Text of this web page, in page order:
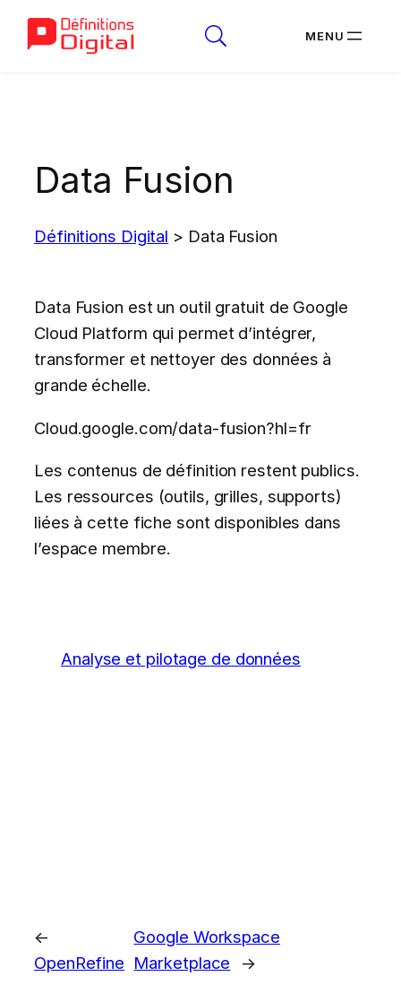
Data Fusion
Définitions Digital > Data Fusion
Data Fusion est un outil gratuit de Google
Cloud Platform qui permet d’intégrer,
transformer et nettoyer des données à
grande échelle.
Cloud.google.com/data-fusion?hl=fr
Les contenus de définition restent publics.
Les ressources (outils, grilles, supports)
liées à cette fiche sont disponibles dans
l’espace membre.
Analyse et pilotage de données
←
OpenRefine
Google Workspace
Marketplace
→